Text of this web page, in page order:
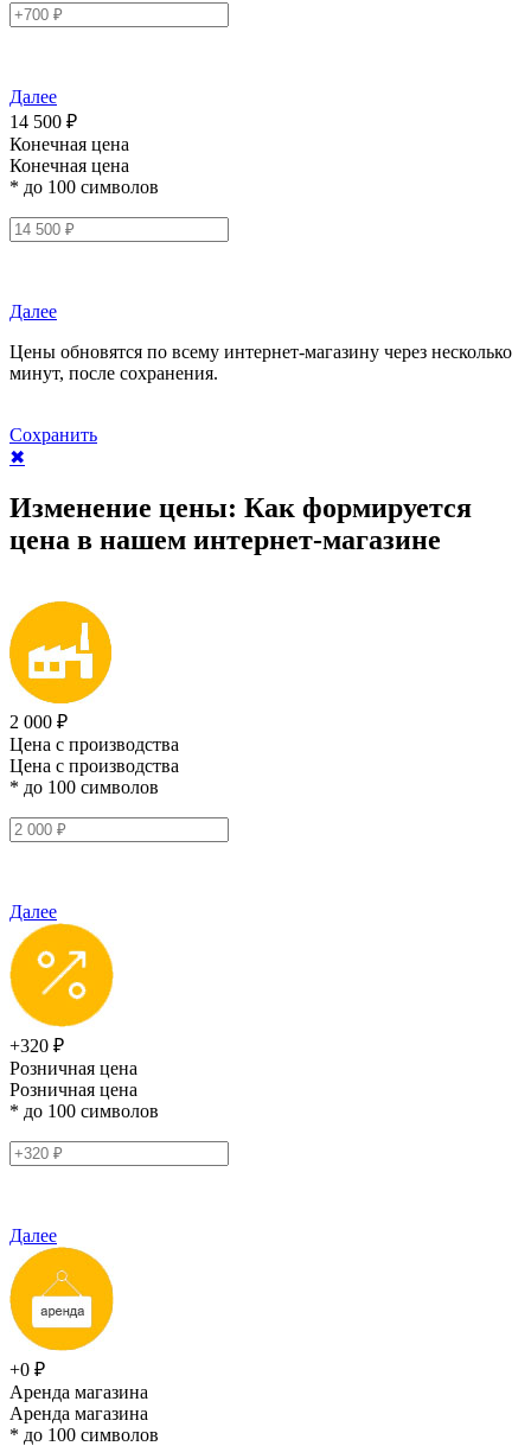
Далее
14 500 ₽
Конечная цена
Конечная цена
* до 100 символов
Далее
Цены обновятся по всему интернет-магазину через несколько
минут, после сохранения.
Сохранить
✖
Изменение цены: Как формируется
цена в нашем интернет-магазине
2 000 ₽
Цена с производства
Цена с производства
* до 100 символов
Далее
+320 ₽
Розничная цена
Розничная цена
* до 100 символов
Далее
+0 ₽
Аренда магазина
Аренда магазина
* до 100 символов